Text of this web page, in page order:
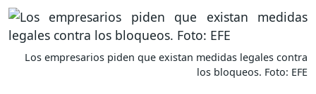
Los empresarios piden que existan medidas legales contra
los bloqueos. Foto: EFE